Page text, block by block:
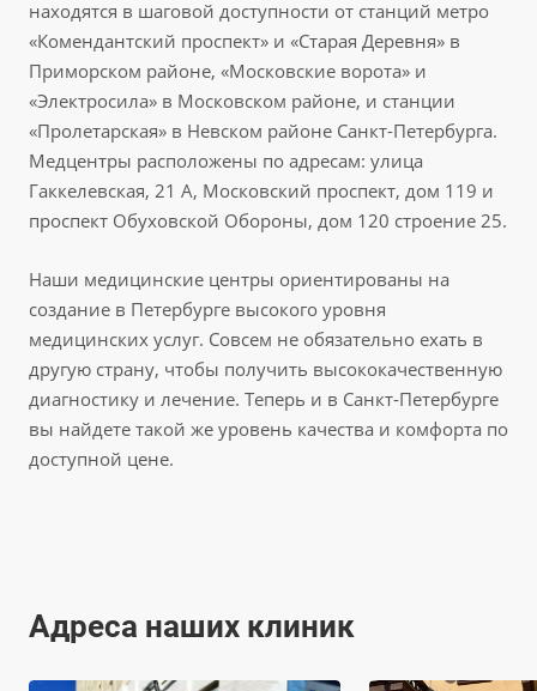
находятся в шаговой доступности от станций метро
«Комендантский проспект» и «Старая Деревня» в
Приморском районе, «Московские ворота» и
«Электросила» в Московском районе, и станции
«Пролетарская» в Невском районе Санкт-Петербурга.
Медцентры расположены по адресам: улица
Гаккелевская, 21 А, Московский проспект, дом 119 и
проспект Обуховской Обороны, дом 120 строение 25.
Наши медицинские центры ориентированы на
создание в Петербурге высокого уровня
медицинских услуг. Совсем не обязательно ехать в
другую страну, чтобы получить высококачественную
диагностику и лечение. Теперь и в Санкт-Петербурге
вы найдете такой же уровень качества и комфорта по
доступной цене.
Адреса наших клиник